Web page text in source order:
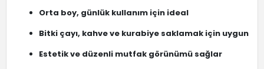
Orta boy, günlük kullanım için ideal
Bitki çayı, kahve ve kurabiye saklamak için uygun
Estetik ve düzenli mutfak görünümü sağlar